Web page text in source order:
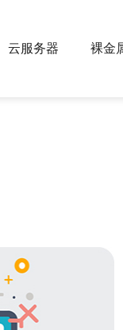
云服务器 裸金